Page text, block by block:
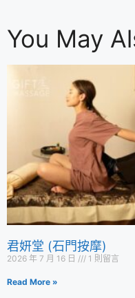
You May
君妍堂 (石門按摩)
2026 年 7 月 16 日 1 則留言
Read More »